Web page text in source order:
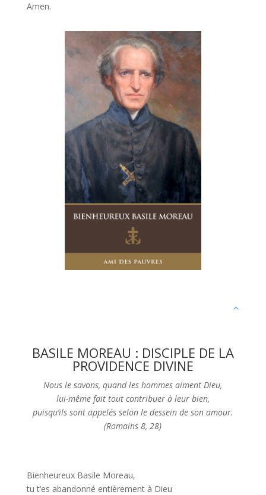
Amen.
BASILE MOREAU : DISCIPLE DE LA
PROVIDENCE DIVINE
Nous le savons, quand les hommes aiment Dieu,
lui-même fait tout contribuer à leur bien,
puisqu’ils sont appelés selon le dessein de son amour.
(Romains 8, 28)
Bienheureux Basile Moreau,
tu t‘es abandonné entièrement à Dieu